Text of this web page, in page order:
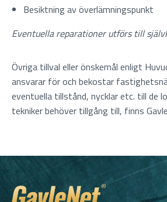
Besiktning av överlämningspunkt
Eventuella reparationer utförs till
Övriga tillval eller önskemål enligt
ansvarar för och bekostar
eventuella tillstånd, nycklar etc. till de
tekniker behöver tillgång till, finns